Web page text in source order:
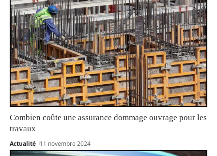
Combien coûte une assurance dommage ouvrage pour les
travaux
Actualité 11 novembre 2024